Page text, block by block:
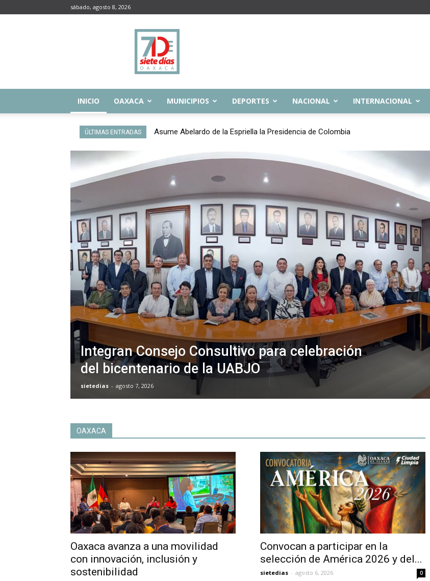
sábado, agosto 8, 2026
Siete
Días
Oaxaca
INICIO OAXACA MUNICIPIOS DEPORTES NACIONAL INTERNACIONAL
ÚLTIMAS ENTRADAS Asume Abelardo de la Espriella la Presidencia de Colombia
Habilita UNAM portal para consultar citas y sedes del examen de control presencial
Integran Consejo Consultivo para celebración
del bicentenario de la UABJO
sietedias - agosto 7, 2026
OAXACA
Oaxaca avanza a una movilidad
con innovación, inclusión y
sostenibilidad
Convocan a participar en la
selección de América 2026 y del...
sietedias - agosto 6, 2026 0